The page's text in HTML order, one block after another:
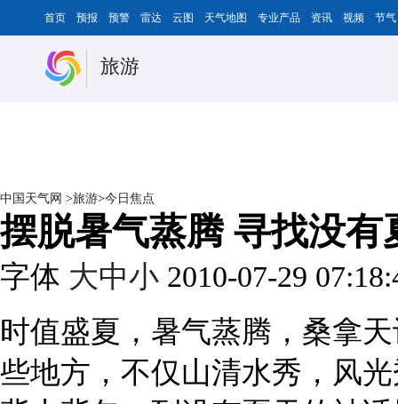
首页 预报 预警 雷达 云图 天气地图 专业产品 资讯 视频 节气
旅游
中国天气网 >旅游>今日焦点
摆脱暑气蒸腾 寻找没有
字体 大中小 2010-07-29
时值盛夏，暑气蒸腾，桑拿
些地方，不仅山清水秀，风